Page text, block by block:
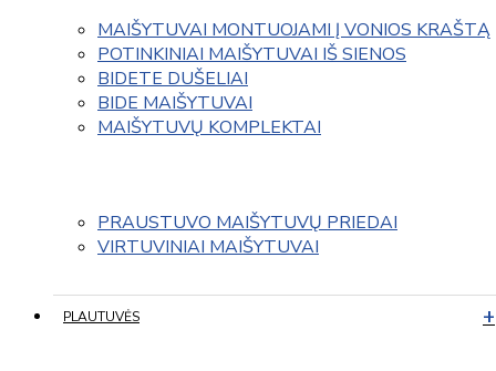
MAIŠYTUVAI MONTUOJAMI Į VONIOS KRAŠTĄ
POTINKINIAI MAIŠYTUVAI IŠ SIENOS
BIDETE DUŠELIAI
BIDE MAIŠYTUVAI
MAIŠYTUVŲ KOMPLEKTAI
PRAUSTUVO MAIŠYTUVŲ PRIEDAI
VIRTUVINIAI MAIŠYTUVAI
PLAUTUVĖS